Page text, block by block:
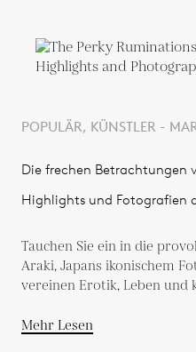
POPULÄR, KÜNSTLER -
Die frechen Betrachtungen
Highlights und Fotografien
Tauchen Sie ein in die
Araki, Japans ikonischem
vereinen Erotik, Leben und
Mehr Lesen